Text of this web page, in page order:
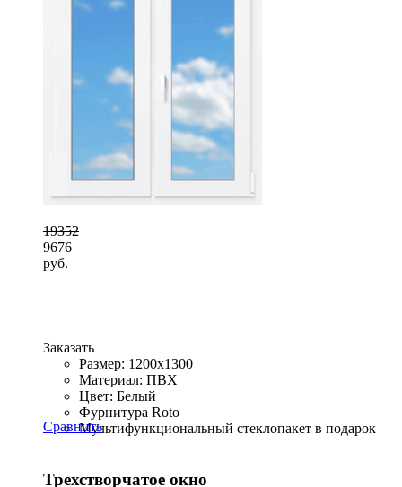
19352
9676
руб.
Заказать
Размер: 1200x1300
Материал: ПВХ
Цвет: Белый
Фурнитура Roto
Мультифункциональный стеклопакет в подарок
Сравнить
Трехстворчатое окно